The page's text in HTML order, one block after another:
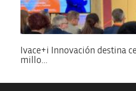
Ivace+i Innovación destina
millo...